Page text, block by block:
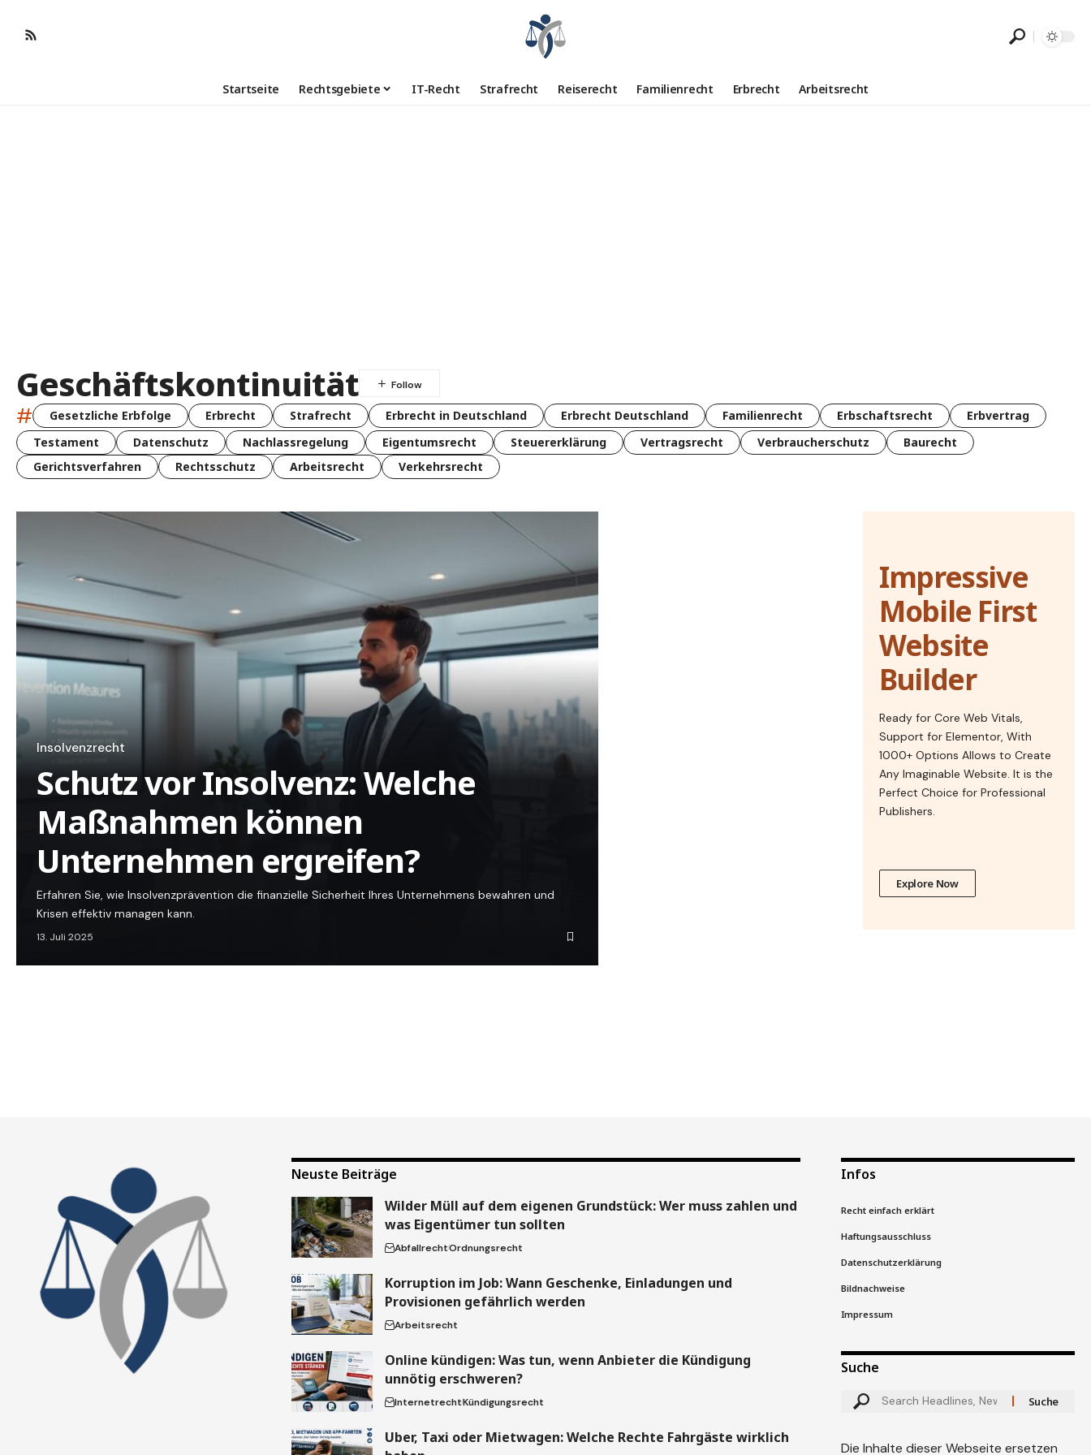
Startseite Rechtsgebiete IT-Recht Strafrecht Reiserecht Familienrecht Erbrecht Arbeitsrecht
Geschäftskontinuität
# Gesetzliche Erbfolge Erbrecht Strafrecht Erbrecht in Deutschland Erbrecht Deutschland Familienrecht Erbschaftsrecht
Erbvertrag
Testament
Datenschutz Nachlassregelung Eigentumsrecht Steuererklärung Vertragsrecht Verbraucherschutz
Baurecht
Gerichtsverfahren
Rechtsschutz Arbeitsrecht Verkehrsrecht
Insolvenzrecht
Schutz vor Insolvenz: Welche
Maßnahmen können
Unternehmen ergreifen?
Erfahren Sie, wie Insolvenzprävention die finanzielle Sicherheit Ihres Unternehmens bewahren und
Krisen effektiv managen kann.
13. Juli 2025
Impressive
Mobile First
Website
Builder
Ready for Core Web Vitals,
Support for Elementor, With
1000+ Options Allows to Create
Any Imaginable Website. It is the
Perfect Choice for Professional
Publishers.
Explore Now
Neuste Beiträge
Wilder Müll auf dem eigenen Grundstück: Wer muss zahlen und
was Eigentümer tun sollten
AbfallrechtOrdnungsrecht
Korruption im Job: Wann Geschenke, Einladungen und
Provisionen gefährlich werden
Arbeitsrecht
Online kündigen: Was tun, wenn Anbieter die Kündigung
unnötig erschweren?
InternetrechtKündigungsrecht
Uber, Taxi oder Mietwagen: Welche Rechte Fahrgäste wirklich
Infos
Recht einfach erklärt
Haftungsausschluss
Datenschutzerklärung
Bildnachweise
Impressum
Suche
Die Inhalte dieser Webseite ersetzen